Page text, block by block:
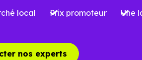
futures, constitue un
confort au quotidien, mais aussi
l’attractivité peut varier selon
local Prix promoteur Une
nos experts